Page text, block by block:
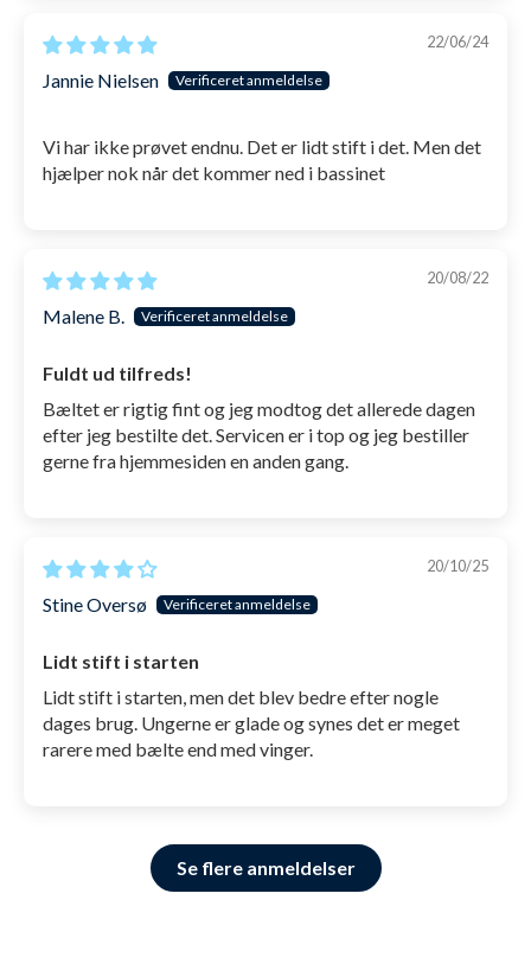
22/06/24
Jannie Nielsen
Vi har ikke prøvet endnu. Det er lidt stift i det. Men det
hjælper nok når det kommer ned i bassinet
20/08/22
Malene B.
Fuldt ud tilfreds!
Bæltet er rigtig fint og jeg modtog det allerede dagen
efter jeg bestilte det. Servicen er i top og jeg bestiller
gerne fra hjemmesiden en anden gang.
20/10/25
Stine Oversø
Lidt stift i starten
Lidt stift i starten, men det blev bedre efter nogle
dages brug. Ungerne er glade og synes det er meget
rarere med bælte end med vinger.
Se flere anmeldelser